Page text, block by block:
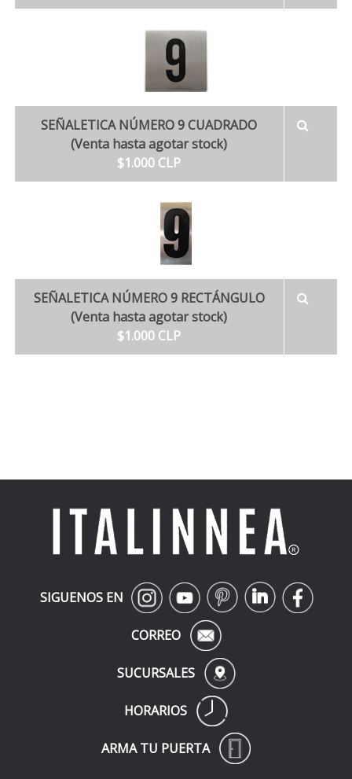
SEÑALETICA NÚMERO 9 CUADRADO
(Venta hasta agotar stock)
$1.000 CLP
SEÑALETICA NÚMERO 9 RECTÁNGULO
(Venta hasta agotar stock)
$1.000 CLP
SIGUENOS EN
CORREO
SUCURSALES
HORARIOS
ARMA TU PUERTA